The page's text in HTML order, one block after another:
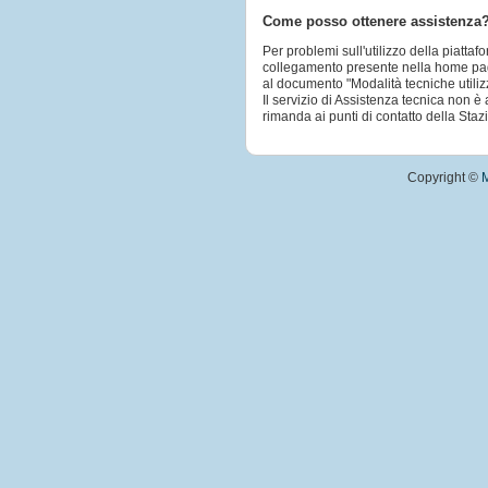
Come posso ottenere
Per problemi sull'utilizzo della
collegamento presente nella home
al documento "Modalità tecniche
Il servizio di Assistenza tecnica non
rimanda ai punti di contatto della
Copyright ©